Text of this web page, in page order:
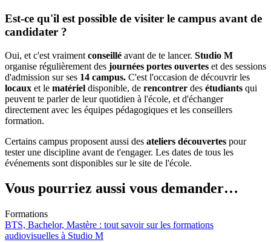
Est-ce qu'il est possible de visiter le campus avant de
candidater ?
Oui, et c'est vraiment conseillé avant de te lancer. Studio M
organise régulièrement des journées portes ouvertes et des sessions
d'admission sur ses 14 campus. C'est l'occasion de découvrir les
locaux et le matériel disponible, de rencontrer des étudiants qui
peuvent te parler de leur quotidien à l'école, et d'échanger
directement avec les équipes pédagogiques et les conseillers
formation.
Certains campus proposent aussi des ateliers découvertes pour
tester une discipline avant de t'engager. Les dates de tous les
événements sont disponibles sur le site de l'école.
Vous pourriez aussi vous demander…
Formations
BTS, Bachelor, Mastère : tout savoir sur les formations
audiovisuelles à Studio M